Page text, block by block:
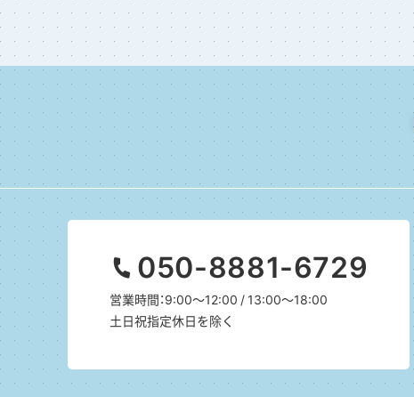
050-8881-6729
営業時間：9:00～12:00 / 13:00～18:00
土日祝指定休日を除く